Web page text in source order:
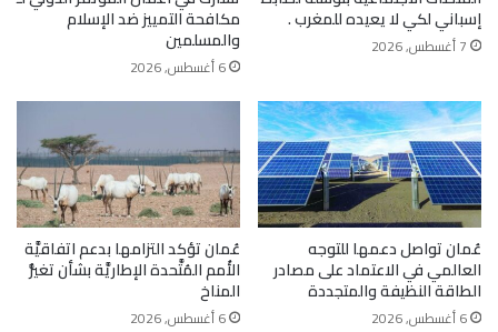
إسباني لكي لا يعيده للمغرب .
7 أغسطس, 2026
مكافحة التمييز ضد الإسلام
والمسلمين
6 أغسطس, 2026
عُمان تواصل دعمها للتوجه
العالمي في الاعتماد على مصادر
الطاقة النظيفة والمتجددة
6 أغسطس, 2026
عُمان تؤكد التزامها بدعم اتفاقيَّة
الأُمم المُتَّحدة الإطاريَّة بشأن تغيُّر
المناخ
6 أغسطس, 2026